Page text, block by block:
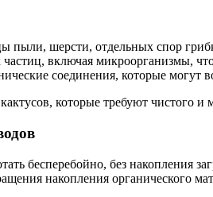
пыли, шерсти, отдельных спор
включая микроорганизмы,
соединения, которые могут
которые требуют чистого и
бесперебойно, без накопления
накопления органического